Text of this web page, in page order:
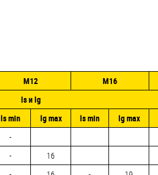
М12 М16
ls и lg
ls min lg max ls min lg max
-
-
16